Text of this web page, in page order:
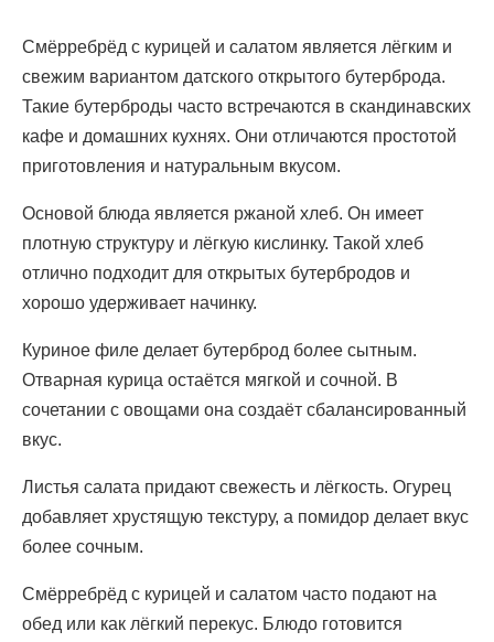
Смёрребрёд с курицей и салатом является лёгким и
свежим вариантом датского открытого бутерброда.
Такие бутерброды часто встречаются в скандинавских
кафе и домашних кухнях. Они отличаются простотой
приготовления и натуральным вкусом.
Основой блюда является ржаной хлеб. Он имеет
плотную структуру и лёгкую кислинку. Такой хлеб
отлично подходит для открытых бутербродов и
хорошо удерживает начинку.
Куриное филе делает бутерброд более сытным.
Отварная курица остаётся мягкой и сочной. В
сочетании с овощами она создаёт сбалансированный
вкус.
Листья салата придают свежесть и лёгкость. Огурец
добавляет хрустящую текстуру, а помидор делает вкус
более сочным.
Смёрребрёд с курицей и салатом часто подают на
обед или как лёгкий перекус. Блюдо готовится